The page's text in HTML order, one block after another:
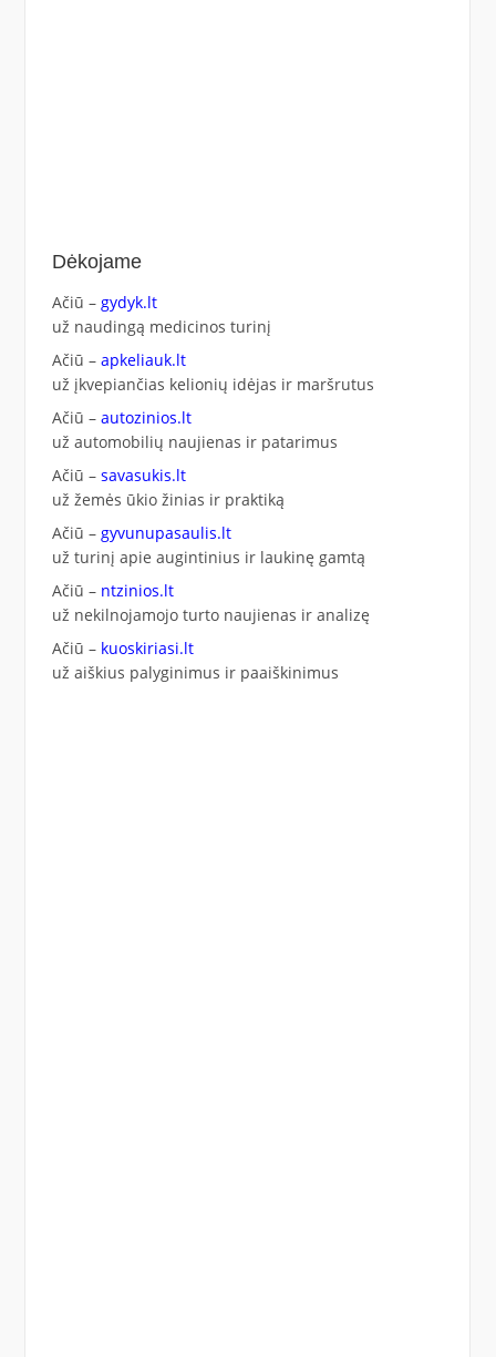
Dėkojame
Ačiū – gydyk.lt
už naudingą medicinos turinį
Ačiū – apkeliauk.lt
už įkvepiančias kelionių idėjas ir maršrutus
Ačiū – autozinios.lt
už automobilių naujienas ir patarimus
Ačiū – savasukis.lt
už žemės ūkio žinias ir praktiką
Ačiū – gyvunupasaulis.lt
už turinį apie augintinius ir laukinę gamtą
Ačiū – ntzinios.lt
už nekilnojamojo turto naujienas ir analizę
Ačiū – kuoskiriasi.lt
už aiškius palyginimus ir paaiškinimus